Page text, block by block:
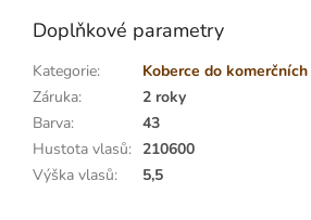
Doplňkové parametry
Kategorie:
Koberce do
Záruka:
2 roky
Barva:
43
Hustota vlasů: 210600
Výška vlasů: 5,5